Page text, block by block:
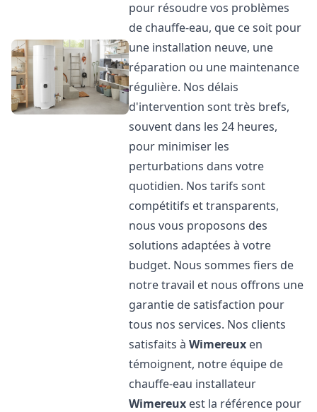
pour résoudre vos problèmes
de chauffe-eau, que ce soit pour
une installation neuve, une
réparation ou une maintenance
régulière. Nos délais
d'intervention sont très brefs,
souvent dans les 24 heures,
pour minimiser les
perturbations dans votre
quotidien. Nos tarifs sont
compétitifs et transparents,
nous vous proposons des
solutions adaptées à votre
budget. Nous sommes fiers de
notre travail et nous offrons une
garantie de satisfaction pour
tous nos services. Nos clients
satisfaits àWimereux en
témoignent, notre équipe de
chauffe-eau installateur
Wimereux est la référence pour